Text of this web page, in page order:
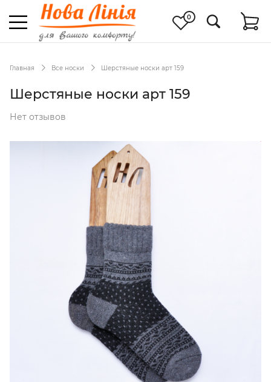
0
Главная Все носки Шерстяные носки арт 159
Шерстяные носки арт 159
Нет отзывов